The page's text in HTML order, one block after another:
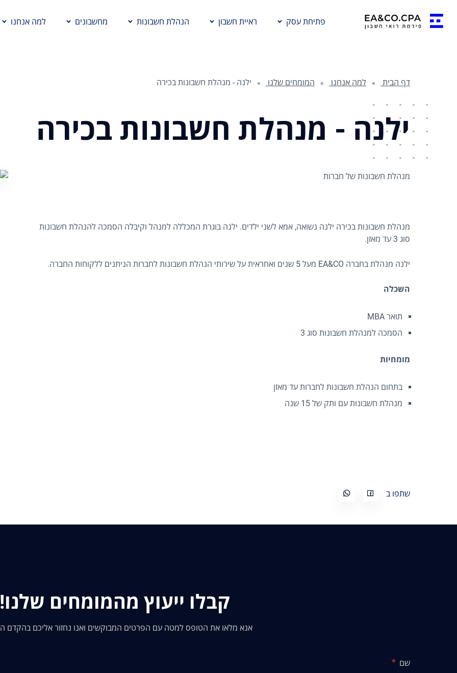
פתיחת עסק ראיית חשבון הנהלת חשבונות מחשבונים למה אנחנו
דף הבית למה אנחנו המומחים שלנו ילנה - מנהלת חשבונות בכירה
ילנה - מנהלת חשבונות בכירה
מנהלת חשבונות של חברות
מנהלת חשבונות בכירה ילנה נשואה, אמא לשני ילדים. ילנה בוגרת המכללה למנהל וקיבלה הסמכה להנהלת חשבונות
סוג 3 עד מאזן.
ילנה מנהלת בחברה EA&CO מעל 5 שנים ואחראית על שירותי הנהלת חשבונות לחברות הניתנים ללקוחות החברה.
השכלה
תואר MBA
הסמכה למנהלת חשבונות סוג 3
מומחיות
בתחום הנהלת חשבונות לחברות עד מאזן
מנהלת חשבונות עם ותק של 15 שנה
שתפו ב
קבלו ייעוץ מהמומחים שלנו!
אנא מלאו את הטופס למטה עם הפרטים המבוקשים ואנו נחזור אליכם בהקדם
שם